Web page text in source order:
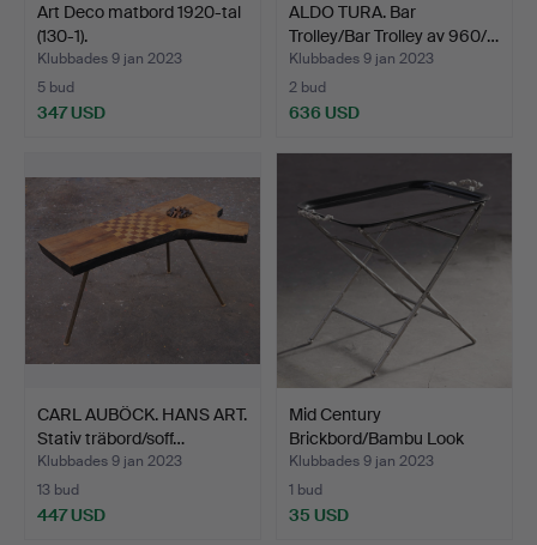
Art Deco matbord 1920-tal
(130-1).
Klubbades 9 jan 2023
5 bud
347 USD
ALDO TURA. Bar
Trolley/Bar Trolley av 960/…
Klubbades 9 jan 2023
2 bud
636 USD
CARL AUBÖCK. HANS ART.
Stativ träbord/soff…
Klubbades 9 jan 2023
13 bud
447 USD
Mid Century
Brickbord/Bambu Look
Brickbord…
Klubbades 9 jan 2023
1 bud
35 USD